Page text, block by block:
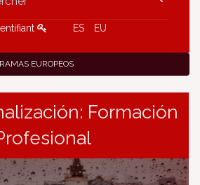
ES EU
EUROPEOS
Formación